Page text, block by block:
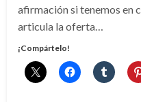
afirmación si tenemos en
articula la oferta…
¡Compártelo!